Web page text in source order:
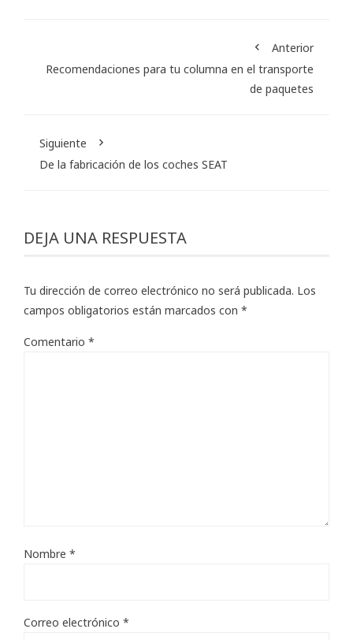
Anterior
Recomendaciones para tu columna en el transporte
de paquetes
Siguiente
De la fabricación de los coches SEAT
DEJA UNA RESPUESTA
Tu dirección de correo electrónico no será publicada. Los
campos obligatorios están marcados con *
Comentario *
Nombre *
Correo electrónico *